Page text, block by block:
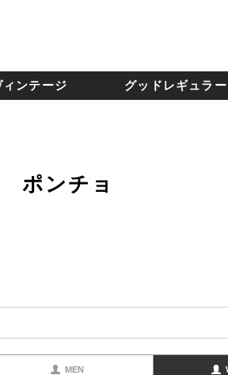
ィンテージ グッドレギュラー
ポンチョ
MEN